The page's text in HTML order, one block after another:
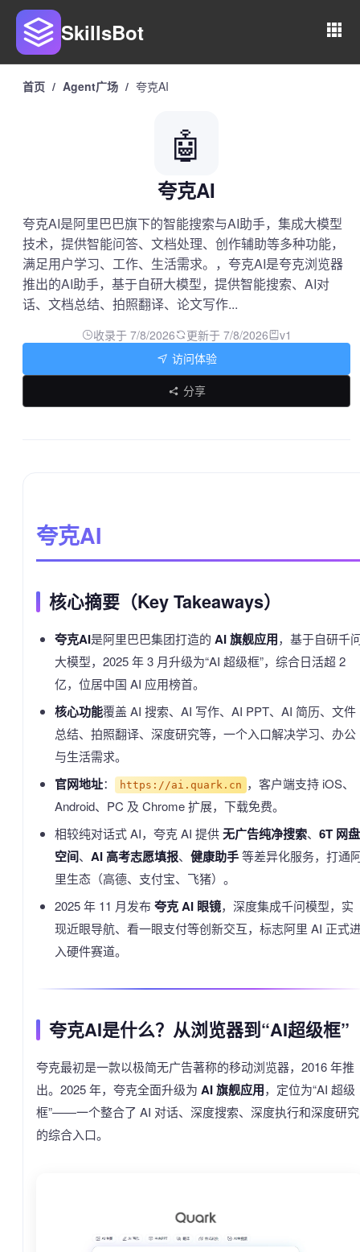
SkillsBot
首页 / Agent广场 / 夸克AI
🤖
夸克AI
夸克AI是阿里巴巴旗下的智能搜索与AI助手，集成大模型
技术，提供智能问答、文档处理、创作辅助等多种功能，
满足用户学习、工作、生活需求。，夸克AI是夸克浏览器
推出的AI助手，基于自研大模型，提供智能搜索、AI对
话、文档总结、拍照翻译、论文写作...
收录于 7/8/2026 更新于 7/8/2026 v1
访问体验
分享
夸克AI
核心摘要（Key Takeaways）
夸克AI是阿里巴巴集团打造的 AI 旗舰应用，基于自研千
大模型，2025 年 3 月升级为“AI 超级框”，综合日活超 2
亿，位居中国 AI 应用榜首。
核心功能覆盖 AI 搜索、AI 写作、AI PPT、AI 简历、文件
总结、拍照翻译、深度研究等，一个入口解决学习、办公
与生活需求。
官网地址： https://ai.quark.cn ，客户端支持 iOS、
Android、PC 及 Chrome 扩展，下载免费。
相较纯对话式 AI，夸克 AI 提供无广告纯净搜索、 6T 网盘
空间、 AI 高考志愿填报、 健康助手等差异化服务，打通
里生态（高德、支付宝、飞猪）。
2025 年 11 月发布 夸克 AI 眼镜，深度集成千问模型，实
现近眼导航、看一眼支付等创新交互，标志阿里 AI 正式
入硬件赛道。
夸克AI是什么？从浏览器到“AI超级框”
夸克最初是一款以极简无广告著称的移动浏览器，2016 年推
出。2025 年，夸克全面升级为 AI 旗舰应用，定位为“AI 超级
框”——一个整合了 AI 对话、深度搜索、深度执行和深度研究
的综合入口。